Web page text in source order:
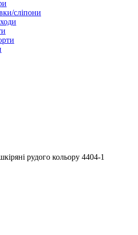
сліпони
рудого кольору 4404-1